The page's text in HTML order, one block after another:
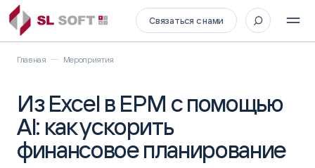
Связаться с нами
Главная Мероприятия
Из Excel в EPM с помощью
AI: как ускорить
финансовое планирование